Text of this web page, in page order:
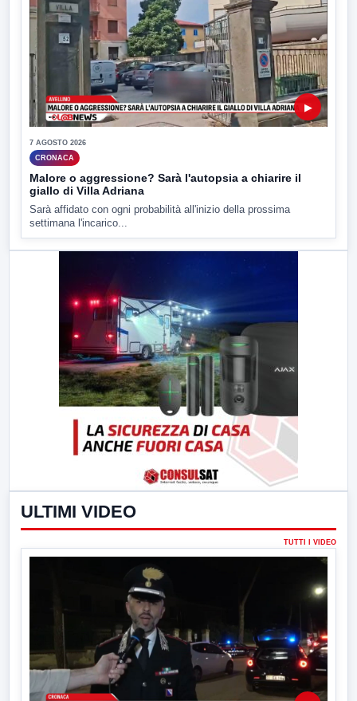
▶
7 AGOSTO 2026
CRONACA
Malore o aggressione? Sarà l'autopsia a chiarire il
giallo di Villa Adriana
Sarà affidato con ogni probabilità all'inizio della prossima
settimana l'incarico...
ULTIMI VIDEO
TUTTI I VIDEO